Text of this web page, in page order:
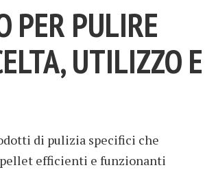
PER PULIRE
UTILIZZO E
di pulizia specifici che
efficienti e funzionanti